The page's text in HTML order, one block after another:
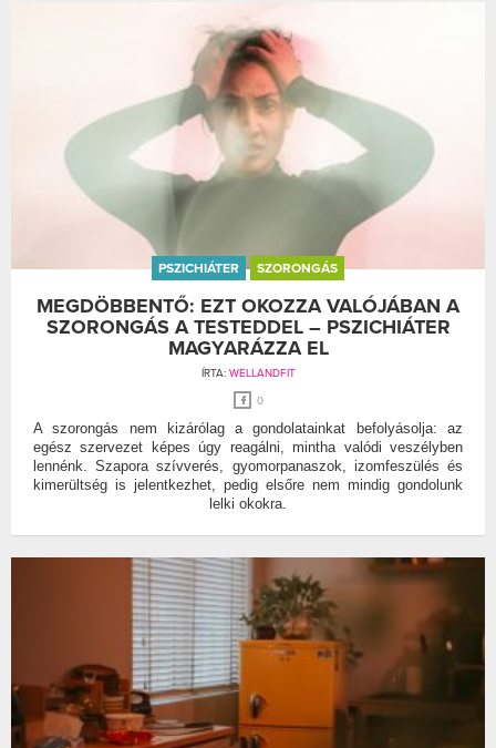
PSZICHIÁTER SZORONGÁS
MEGDÖBBENTŐ: EZT OKOZZA VALÓJÁBAN A
SZORONGÁS A TESTEDDEL – PSZICHIÁTER
MAGYARÁZZA EL
ÍRTA: WELLANDFIT
0
A szorongás nem kizárólag a gondolatainkat befolyásolja: az
egész szervezet képes úgy reagálni, mintha valódi veszélyben
lennénk. Szapora szívverés, gyomorpanaszok, izomfeszülés és
kimerültség is jelentkezhet, pedig elsőre nem mindig gondolunk
lelki okokra.